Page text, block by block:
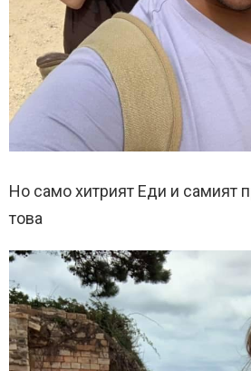
Но само хитрият Еди и самият
това